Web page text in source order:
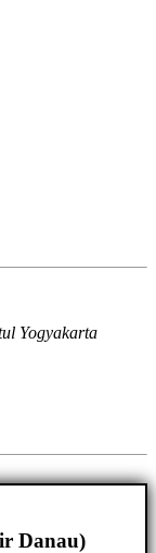
Yogyakarta
Danau)